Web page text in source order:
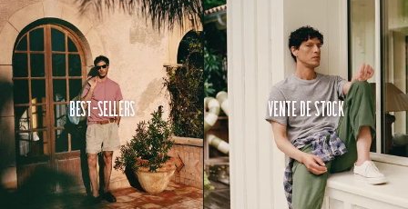
Best-Sellers Vente de Stock